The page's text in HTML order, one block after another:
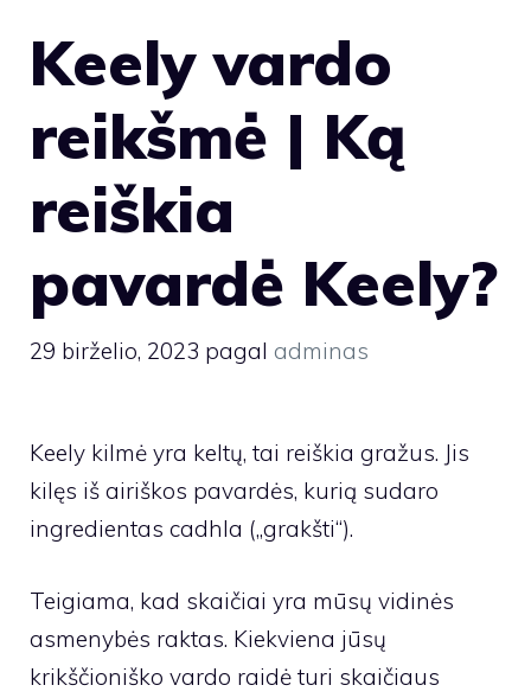
Keely vardo
reikšmė | Ką
reiškia
pavardė Keely?
29 birželio, 2023 pagal adminas
Keely kilmė yra keltų, tai reiškia gražus. Jis
kilęs iš airiškos pavardės, kurią sudaro
ingredientas cadhla („grakšti“).
Teigiama, kad skaičiai yra mūsų vidinės
asmenybės raktas. Kiekviena jūsų
krikščioniško vardo raidė turi skaičiaus